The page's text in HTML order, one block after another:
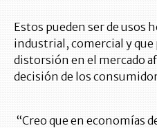
Estos pueden ser de usos
industrial, comercial y que
distorsión en el mercado
decisión de los
“Creo que en economías